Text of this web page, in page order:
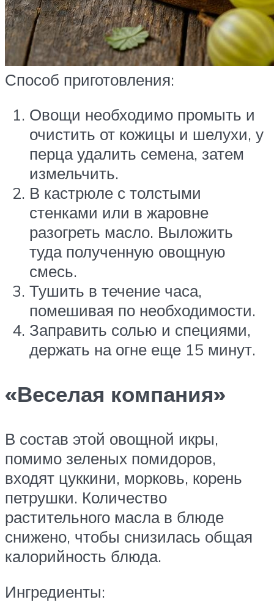
Способ приготовления:
Овощи необходимо промыть и
очистить от кожицы и шелухи, у
перца удалить семена, затем
измельчить.
В кастрюле с толстыми
стенками или в жаровне
разогреть масло. Выложить
туда полученную овощную
смесь.
Тушить в течение часа,
помешивая по необходимости.
Заправить солью и специями,
держать на огне еще 15 минут.
«Веселая компания»
В состав этой овощной икры,
помимо зеленых помидоров,
входят цуккини, морковь, корень
петрушки. Количество
растительного масла в блюде
снижено, чтобы снизилась общая
калорийность блюда.
Ингредиенты: